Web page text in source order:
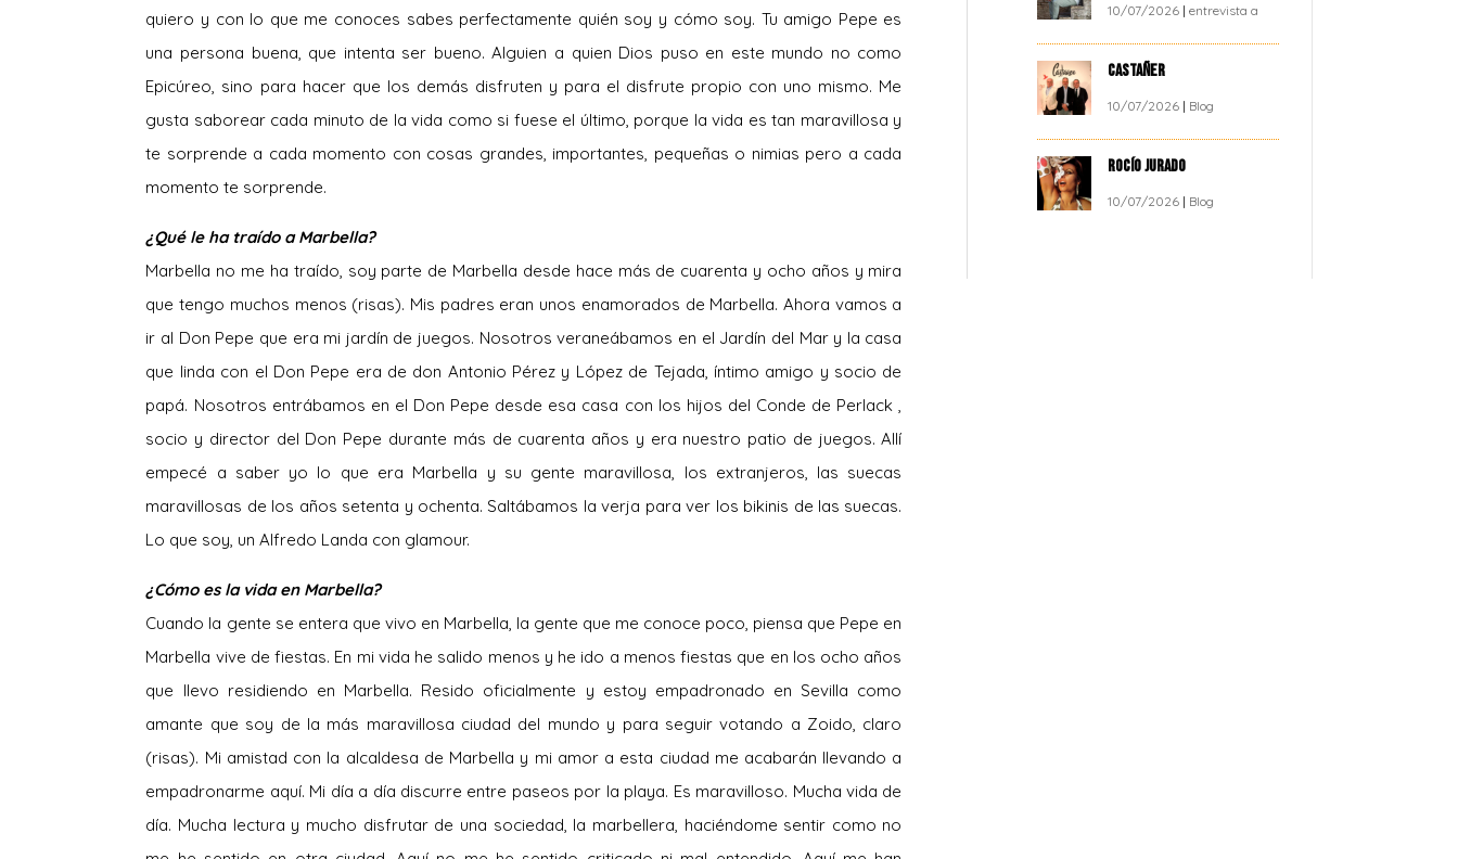
quiero y con lo que me conoces sabes perfectamente quién soy y cómo soy. Tu amigo Pepe es
una persona buena, que intenta ser bueno. Alguien a quien Dios puso en este mundo no como
Epicúreo, sino para hacer que los demás disfruten y para el disfrute propio con uno mismo. Me
gusta saborear cada minuto de la vida como si fuese el último, porque la vida es tan maravillosa y
te sorprende a cada momento con cosas grandes, importantes, pequeñas o nimias pero a cada
momento te sorprende.
¿Qué le ha traído a Marbella?
Marbella no me ha traído, soy parte de Marbella desde hace más de cuarenta y ocho años y mira
que tengo muchos menos (risas). Mis padres eran unos enamorados de Marbella. Ahora vamos a
ir al Don Pepe que era mi jardín de juegos. Nosotros veraneábamos en el Jardín del Mar y la casa
que linda con el Don Pepe era de don Antonio Pérez y López de Tejada, íntimo amigo y socio de
papá. Nosotros entrábamos en el Don Pepe desde esa casa con los hijos del Conde de Perlack ,
socio y director del Don Pepe durante más de cuarenta años y era nuestro patio de juegos. Allí
empecé a saber yo lo que era Marbella y su gente maravillosa, los extranjeros, las suecas
maravillosas de los años setenta y ochenta. Saltábamos la verja para ver los bikinis de las suecas.
Lo que soy, un Alfredo Landa con glamour.
¿Cómo es la vida en Marbella?
Cuando la gente se entera que vivo en Marbella, la gente que me conoce poco, piensa que Pepe en
Marbella vive de fiestas. En mi vida he salido menos y he ido a menos fiestas que en los ocho años
que llevo residiendo en Marbella. Resido oficialmente y estoy empadronado en Sevilla como
amante que soy de la más maravillosa ciudad del mundo y para seguir votando a Zoido, claro
(risas). Mi amistad con la alcaldesa de Marbella y mi amor a esta ciudad me acabarán llevando a
empadronarme aquí. Mi día a día discurre entre paseos por la playa. Es maravilloso. Mucha vida de
día. Mucha lectura y mucho disfrutar de una sociedad, la marbellera, haciéndome sentir como no
10/07/2026 |entrevista a
CASTAÑER
10/07/2026 | Blog
ROCÍO JURADO
10/07/2026 | Blog